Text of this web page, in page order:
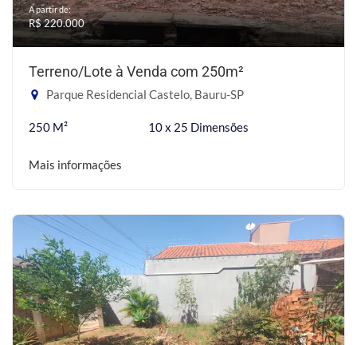
A partir de:
R$ 220.000
Terreno/Lote à Venda com 250m²
Parque Residencial Castelo, Bauru-SP
250 M² 10 x 25 Dimensões
Mais informações